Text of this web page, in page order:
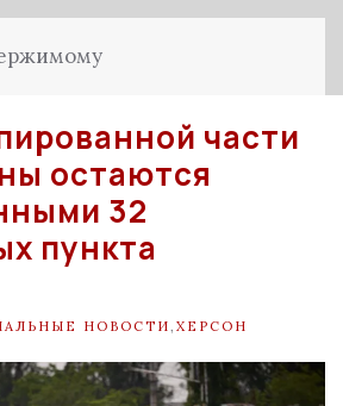
части
остаются
32
пункта
НОВОСТИ ХЕРСОН